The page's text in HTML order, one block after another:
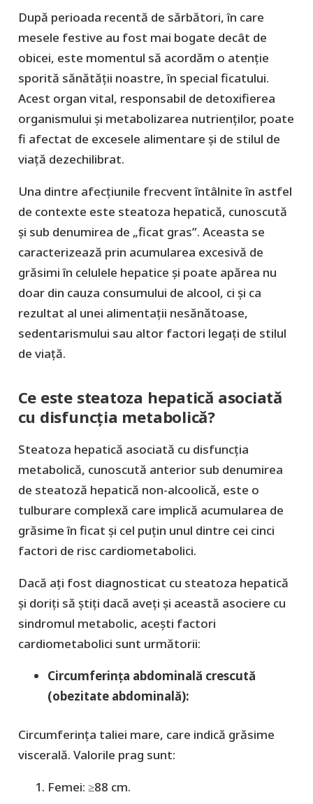
După perioada recentă de sărbători, în care
mesele festive au fost mai bogate decât de
obicei, este momentul să acordăm o atenție
sporită sănătății noastre, în special ficatului.
Acest organ vital, responsabil de detoxifierea
organismului și metabolizarea nutrienților, poate
fi afectat de excesele alimentare și de stilul de
viață dezechilibrat.
Una dintre afecțiunile frecvent întâlnite în astfel
de contexte este steatoza hepatică, cunoscută
și sub denumirea de „ficat gras”. Aceasta se
caracterizează prin acumularea excesivă de
grăsimi în celulele hepatice și poate apărea nu
doar din cauza consumului de alcool, ci și ca
rezultat al unei alimentații nesănătoase,
sedentarismului sau altor factori legați de stilul
de viață.
Ce este steatoza hepatică asociată
cu disfuncția metabolică?
Steatoza hepatică asociată cu disfuncția
metabolică, cunoscută anterior sub denumirea
de steatoză hepatică non-alcoolică, este o
tulburare complexă care implică acumularea de
grăsime în ficat și cel puțin unul dintre cei cinci
factori de risc cardiometabolici.
Dacă ați fost diagnosticat cu steatoza hepatică
și doriți să știți dacă aveți și această asociere cu
sindromul metabolic, acești factori
cardiometabolici sunt următorii:
Circumferința abdominală crescută
(obezitate abdominală):
Circumferința taliei mare, care indică grăsime
viscerală. Valorile prag sunt:
Femei: ≥88 cm.